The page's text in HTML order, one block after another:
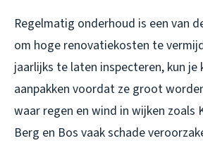
Regelmatig onderhoud is een van
om hoge renovatiekosten te
jaarlijks te laten inspecteren, kun je
aanpakken voordat ze groot
waar regen en wind in wijken zoals
Berg en Bos vaak schade